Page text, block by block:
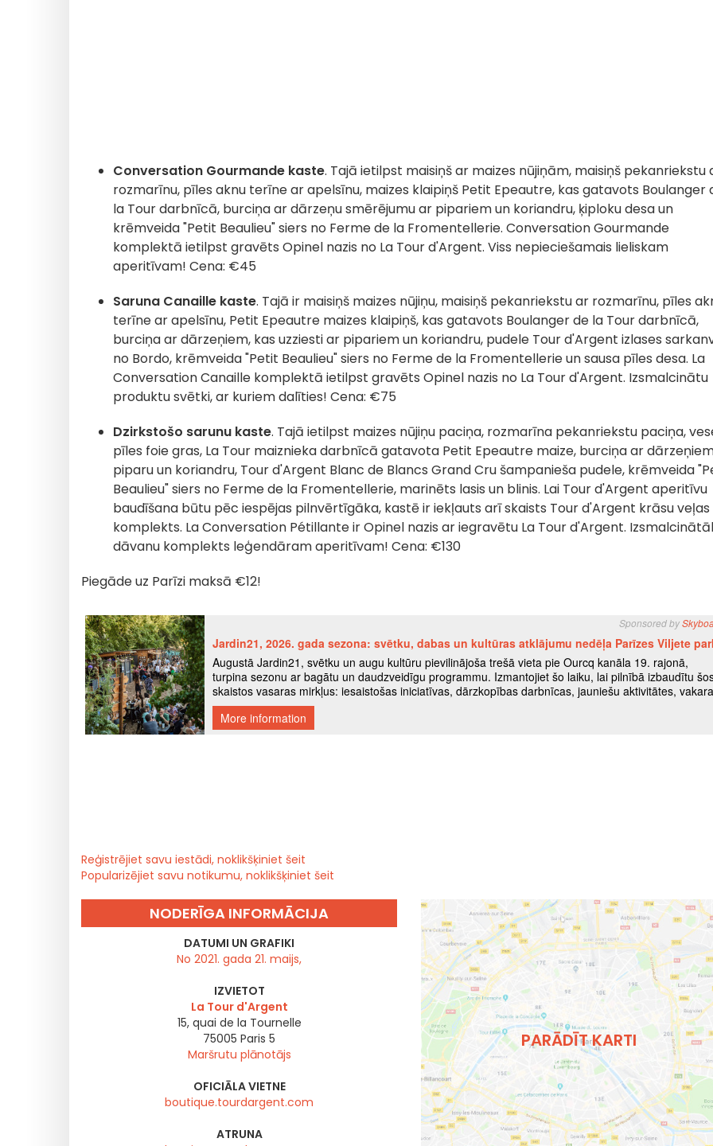
Conversation Gourmande kaste. Tajā ietilpst maisiņš ar maizes nūjiņām, maisiņš pekanriekstu
rozmarīnu, pīles aknu terīne ar apelsīnu, maizes klaipiņš Petit Epeautre, kas gatavots Boulanger
la Tour darbnīcā, burciņa ar dārzeņu smērējumu ar pipariem un koriandru, ķiploku desa un
krēmveida "Petit Beaulieu" siers no Ferme de la Fromentellerie. Conversation Gourmande
komplektā ietilpst gravēts Opinel nazis no La Tour d'Argent. Viss nepieciešamais lieliskam
aperitīvam! Cena: €45
Saruna Canaille kaste. Tajā ir maisiņš maizes nūjiņu, maisiņš pekanriekstu ar rozmarīnu, pīles
terīne ar apelsīnu, Petit Epeautre maizes klaipiņš, kas gatavots Boulanger de la Tour darbnīcā,
burciņa ar dārzeņiem, kas uzziesti ar pipariem un koriandru, pudele Tour d'Argent izlases
no Bordo, krēmveida "Petit Beaulieu" siers no Ferme de la Fromentellerie un sausa pīles desa. La
Conversation Canaille komplektā ietilpst gravēts Opinel nazis no La Tour d'Argent. Izsmalcinātu
produktu svētki, ar kuriem dalīties! Cena: €75
Dzirkstošo sarunu kaste. Tajā ietilpst maizes nūjiņu paciņa, rozmarīna pekanriekstu paciņa,
pīles foie gras, La Tour maiznieka darbnīcā gatavota Petit Epeautre maize, burciņa ar
piparu un koriandru, Tour d'Argent Blanc de Blancs Grand Cru šampanieša pudele, krēmveida
Beaulieu" siers no Ferme de la Fromentellerie, marinēts lasis un blinis. Lai Tour d'Argent aperitīvu
baudīšana būtu pēc iespējas pilnvērtīgāka, kastē ir iekļauts arī skaists Tour d'Argent krāsu veļas
komplekts. La Conversation Pétillante ir Opinel nazis ar iegravētu La Tour d'Argent.
dāvanu komplekts leģendāram aperitīvam! Cena: €130
Piegāde uz Parīzi maksā €12!
Reģistrējiet savu iestādi, noklikšķiniet šeit
Popularizējiet savu notikumu, noklikšķiniet šeit
NODERĪGA INFORMĀCIJA
DATUMI UN GRAFIKI
No 2021. gada 21. maijs,
IZVIETOT
La Tour d'Argent
15, quai de la Tournelle
75005 Paris 5
Maršrutu plānotājs
OFICIĀLA VIETNE
boutique.tourdargent.com
ATRUNA
PARĀDĪT KARTI